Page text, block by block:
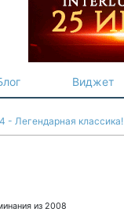
Виджет
- Легендарная классика!
из 2008